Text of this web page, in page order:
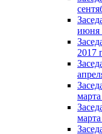
июня
2017